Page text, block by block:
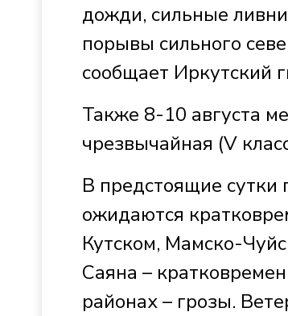
дожди, сильные
порывы сильного
сообщает Иркутский
Также 8-10 августа
чрезвычайная (V
В предстоящие сутки
ожидаются
Кутском, Мамско-
Саяна –
районах – грозы.